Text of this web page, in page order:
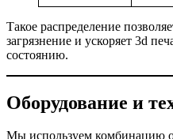
Такое распределение
загрязнение и ускоряет 3d
состоянию.
Оборудование и
Мы используем комбинацию